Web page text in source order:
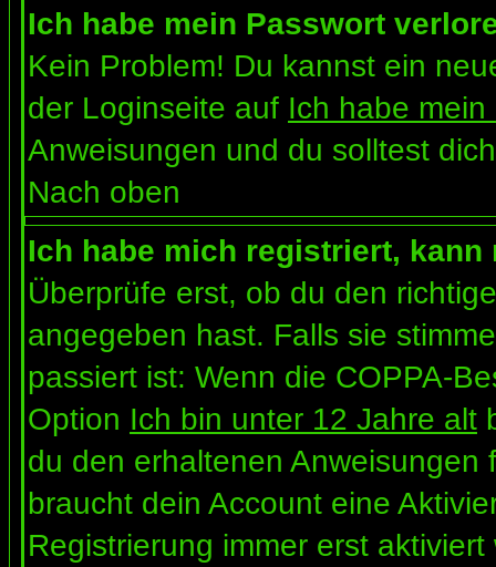
Ich habe mein Passwort
Kein Problem! Du kannst ein
der Loginseite auf Ich habe
Anweisungen und du solltest
Nach oben
Ich habe mich registriert,
Überprüfe erst, ob du den
angegeben hast. Falls sie
passiert ist: Wenn die COPPA-
Option Ich bin unter 12 Jahre alt
du den erhaltenen
braucht dein Account eine
Registrierung immer erst